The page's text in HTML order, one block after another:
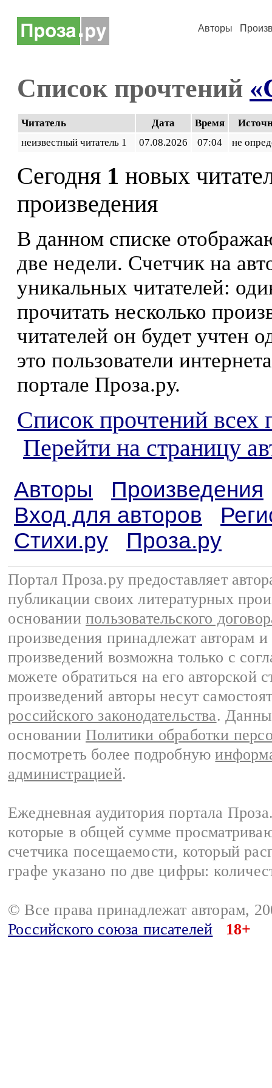
Авторы
Список прочтений
Читатель Дата Время
неизвестный читатель 1
07.08.2026 07:04 не
Сегодня 1 новых
произведения
В данном списке
две недели. Счетчик на
уникальных читателей:
прочитать несколько
читателей он будет учтен
это пользователи
портале Проза.ру.
Список прочтений всех
Перейти на страницу
Авторы
Произведения
Вход для авторов
Стихи.ру
Проза.ру
Портал Проза.ру предоставляет
публикации своих литературных
основании пользовательского
произведения принадлежат авторам
произведений возможна только с
можете обратиться на его авторской
произведений авторы несут
российского законодательства.
основании Политики обработки
посмотреть более подробную
администрацией.
Ежедневная аудитория портала
которые в общей сумме
счетчика посещаемости, который
графе указано по две цифры:
© Все права принадлежат авторам,
Российского союза писателей
18+